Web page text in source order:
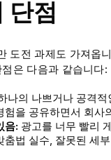
단점
도전 과제도 가져옵
은 다음과 같습니다:
나의 나쁘거나 공격
험을 공유하면서 회사
음: 광고를 너무 빨리
춤법 실수, 잘못된 세